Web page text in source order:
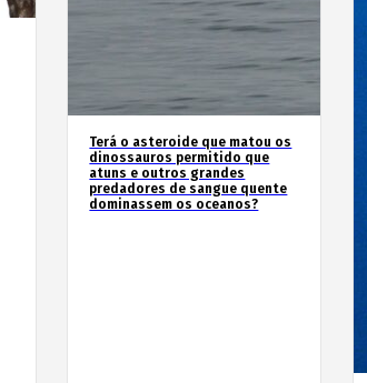
Terá o asteroide que matou os
dinossauros permitido que
atuns e outros grandes
predadores de sangue quente
dominassem os oceanos?